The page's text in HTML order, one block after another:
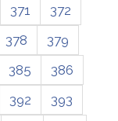
371
372
378
379
385
386
392
393